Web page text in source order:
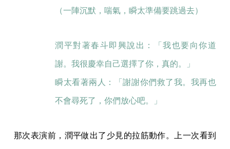
（一陣沉默，喘氣，瞬太準備要跳過去）
潤平對著春斗即興說出：「我也要向你道
謝。我很慶幸自己選擇了你，真的。」
瞬太看著兩人：「謝謝你們救了我。我再也
不會尋死了，你們放心吧。」
那次表演前，潤平做出了少見的拉筋動作。上一次看到